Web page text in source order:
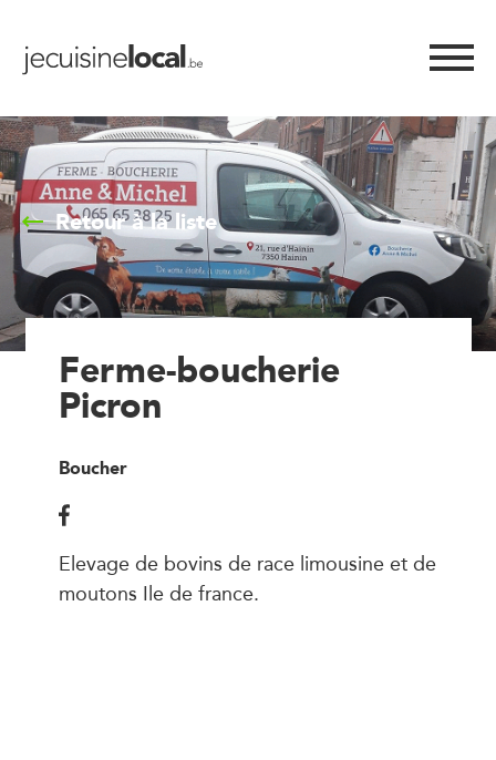
Retour à la liste
Ferme-boucherie
Picron
Boucher
Elevage de bovins de race limousine et de
moutons Ile de france.